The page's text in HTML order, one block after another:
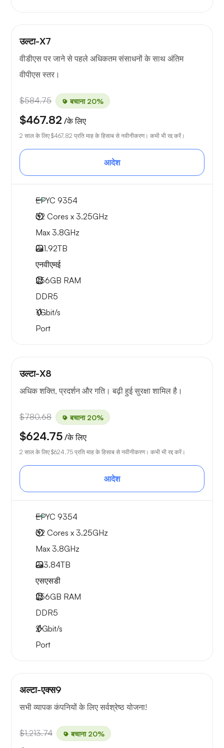
उल्टा-X7
वीडीएस पर जाने से पहले अधिकतम संसाधनों के साथ अंतिम
वीपीएस स्तर।
$584.75 बचाना 20%
$467.82 /के लिए
2 साल के लिए $467.82 प्रति माह के हिसाब से नवीनीकरण। कभी भी रद्द करें।
आदेश
EPYC 9354
32 Cores x 3.25GHz
Max 3.8GHz
2x1.92TB
एनवीएमई
256GB RAM
DDR5
1Gbit/s
Port
उल्टा-X8
अधिक शक्ति, प्रदर्शन और गति। बढ़ी हुई सुरक्षा शामिल है।
$780.68 बचाना 20%
$624.75 /के लिए
2 साल के लिए $624.75 प्रति माह के हिसाब से नवीनीकरण। कभी भी रद्द करें।
आदेश
EPYC 9354
32 Cores x 3.25GHz
Max 3.8GHz
2x3.84TB
एसएसडी
256GB RAM
DDR5
2Gbit/s
Port
अल्टा-एक्स9
सभी व्यापक कंपनियों के लिए सर्वश्रेष्ठ योजना!
$1,213.74 बचाना 20%